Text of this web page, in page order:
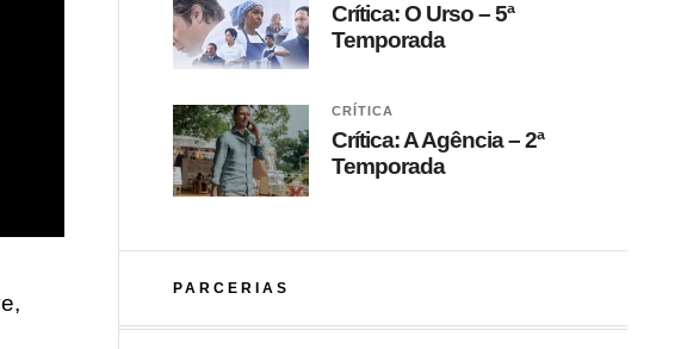
Crítica: O Urso – 5ª
Temporada
CRÍTICA
Crítica: A Agência – 2ª
Temporada
PARCERIAS